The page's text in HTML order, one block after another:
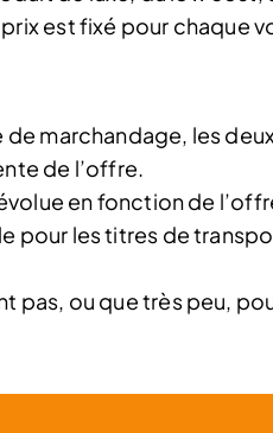
prix est fixé pour chaque
de marchandage, les
de l’offre.
en fonction de
pour les titres de
pas, ou que très peu,